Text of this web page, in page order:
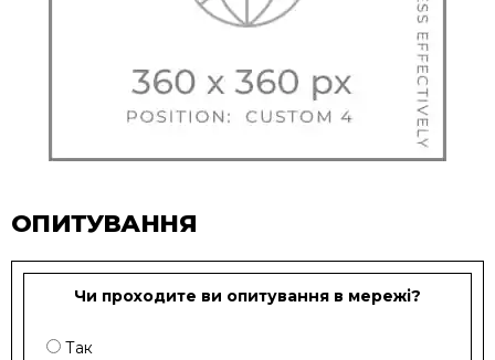
ОПИТУВАННЯ
Чи проходите ви опитування в мережі?
Так